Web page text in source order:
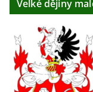
Velké dějiny